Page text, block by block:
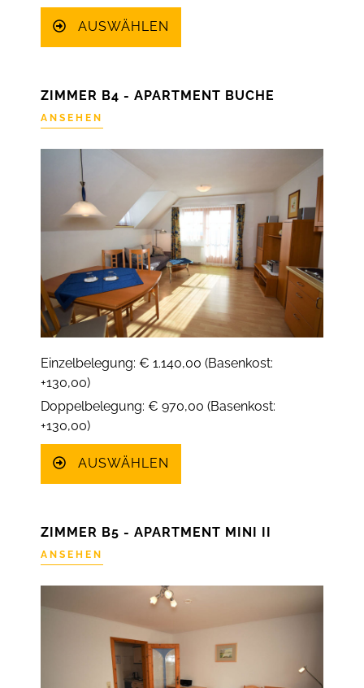
AUSWÄHLEN
ZIMMER B4 - APARTMENT BUCHE
ANSEHEN
Einzelbelegung: € 1.140,00 (Basenkost:
+130,00)
Doppelbelegung: € 970,00 (Basenkost:
+130,00)
AUSWÄHLEN
ZIMMER B5 - APARTMENT MINI II
ANSEHEN